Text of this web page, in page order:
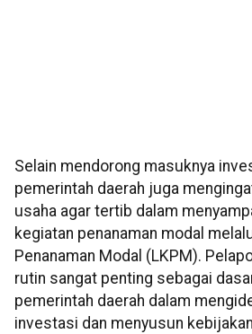
Selain mendorong masuknya
pemerintah daerah juga
usaha agar tertib dalam
kegiatan penanaman modal
Penanaman Modal (LKPM).
rutin sangat penting sebagai
pemerintah daerah dalam
investasi dan menyusun